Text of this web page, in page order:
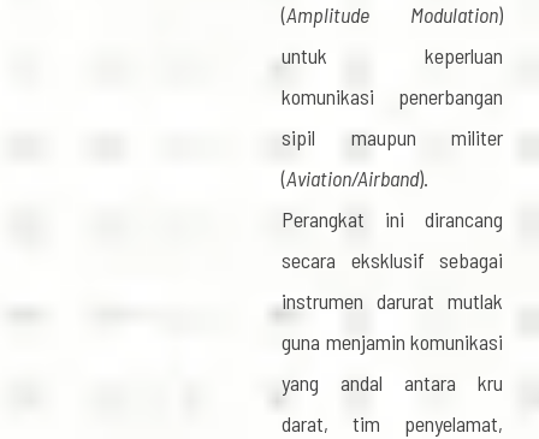
(Amplitude Modulation)
untuk keperluan
komunikasi penerbangan
sipil maupun militer
(Aviation/Airband).
Perangkat ini dirancang
secara eksklusif sebagai
instrumen darurat mutlak
guna menjamin komunikasi
yang andal antara kru
darat, tim penyelamat,